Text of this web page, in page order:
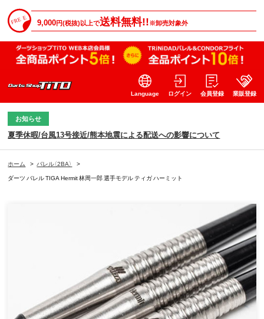
9,000円(税抜)以上で送料無料!!※卸売対象外
Language ログイン 会員登録 業販登録
お知らせ
夏季休暇/台風13号接近/熊本地震による配送への影響について
ホーム > バレル（2BA）
>
ダーツ バレル TIGA Hermit 林周一郎 選手モデル ティガ ハーミット